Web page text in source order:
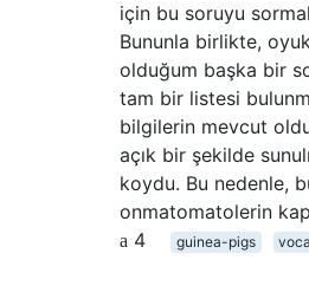
için bu soruyu
Bununla birlikte,
olduğum başka bir
tam bir listesi
bilgilerin mevcut
açık bir şekilde
koydu. Bu nedenle,
onmatomatolerin
4
guinea-pigs